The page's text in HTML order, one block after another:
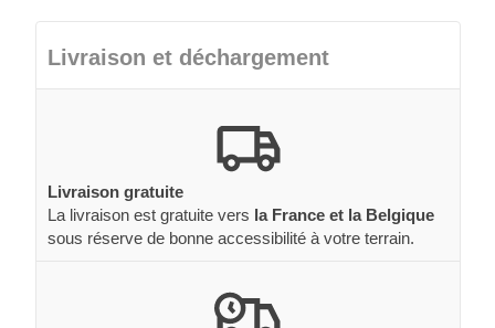
Livraison et déchargement
Livraison gratuite
La livraison est gratuite vers la France et la Belgique
sous réserve de bonne accessibilité à votre terrain.